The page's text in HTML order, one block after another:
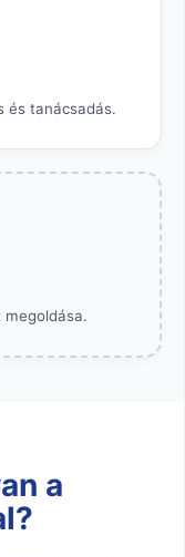
és tanácsadás.
a